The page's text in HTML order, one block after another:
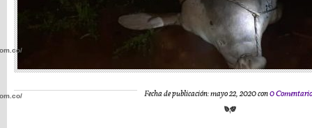
Fecha de publicación: mayo 22, 2020 con0
wp-
wp-